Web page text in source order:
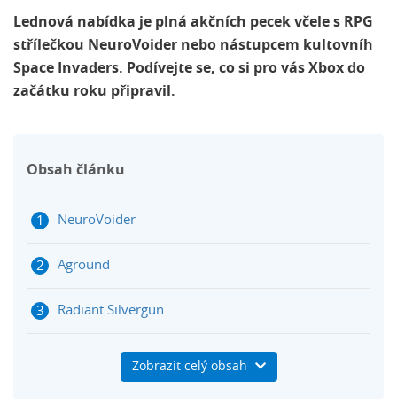
Lednová nabídka je plná akčních pecek včele s RPG
střílečkou NeuroVoider nebo nástupcem kultovníh
Space Invaders. Podívejte se, co si pro vás Xbox do
začátku roku připravil.
Obsah článku
NeuroVoider
Aground
Radiant Silvergun
Space Invaders: Infinite Gene
Zobrazit celý obsah